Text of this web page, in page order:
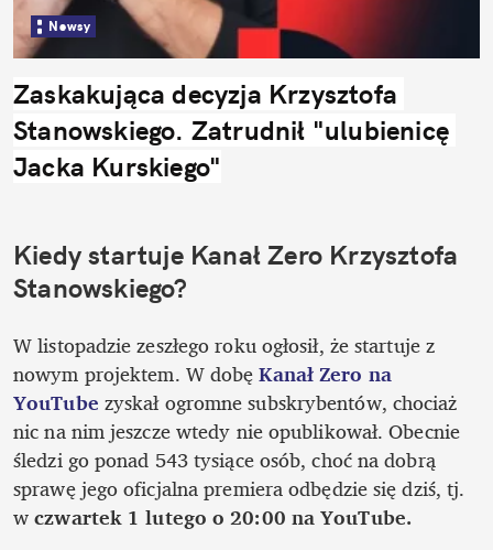
Newsy
Zaskakująca decyzja Krzysztofa
Stanowskiego. Zatrudnił "ulubienicę
Jacka Kurskiego"
Kiedy startuje Kanał Zero Krzysztofa
Stanowskiego?
W listopadzie zeszłego roku ogłosił, że startuje z
nowym projektem. W dobę Kanał Zero na
YouTube zyskał ogromne subskrybentów, chociaż
nic na nim jeszcze wtedy nie opublikował. Obecnie
śledzi go ponad 543 tysiące osób, choć na dobrą
sprawę jego oficjalna premiera odbędzie się dziś, tj.
w czwartek 1 lutego o 20:00 na YouTube.